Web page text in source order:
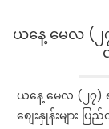
ယနေ့ မေလ (၂
ယနေ့ မေလ (၂၇) ရ
စျေးနှုန်းများ